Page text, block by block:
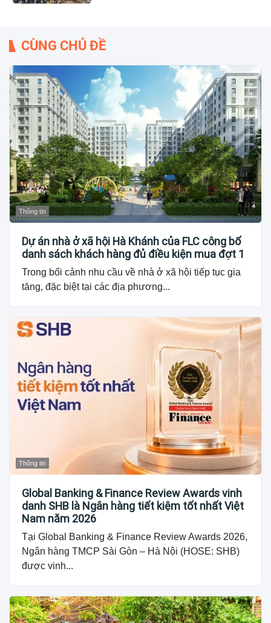
CÙNG CHỦ ĐỀ
Thông tin
Dự án nhà ở xã hội Hà Khánh của FLC công bố
danh sách khách hàng đủ điều kiện mua đợt 1
Trong bối cảnh nhu cầu về nhà ở xã hội tiếp tục gia
tăng, đặc biệt tại các địa phương...
Thông tin
Global Banking & Finance Review Awards vinh
danh SHB là Ngân hàng tiết kiệm tốt nhất Việt
Nam năm 2026
Tại Global Banking & Finance Review Awards 2026,
Ngân hàng TMCP Sài Gòn – Hà Nội (HOSE: SHB)
được vinh...